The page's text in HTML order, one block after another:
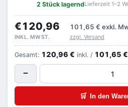
2 Stück lagerndLieferzeit 1–2
€120,96 101,65 € exkl.
INKL. MWST. zzgl. Versand
Gesamt: 120,96 € inkl. / 101,65 €
−
🛒 In den